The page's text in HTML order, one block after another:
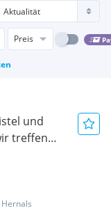
Preis
und
treffen
Der